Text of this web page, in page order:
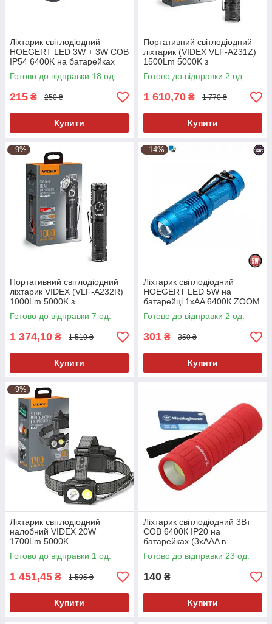
Ліхтарик світлодіодний
HOEGERT LED 3W + 3W COB
IP54 6400K на батарейках
3xAAA з магнітним
утримуваче
Готово до відправки 18 од.
215 ₴ 250 ₴
Купити
Портативний світлодіодний
ліхтарик (VIDEX VLF-A231Z)
1500Lm 5000K з
акумулятором
Готово до відправки 2 од.
1 610,70 ₴ 1 770 ₴
Купити
–9%
Портативний світлодіодний
ліхтарик VIDEX (VLF-A232R)
1000Lm 5000K з
акумулятором
Готово до відправки 7 од.
1 374,10 ₴ 1 510 ₴
Купити
–14%
Ліхтарик світлодіодний
HOEGERT LED 5W на
батарейці 1xAA 6400К ZOOM
IP20
Готово до відправки 2 од.
301 ₴ 350 ₴
Купити
–9%
Ліхтарик світлодіодний
налобний VIDEX 20W
1700Lm 5000K
акумуляторний з функцією
Power Bank (VLF-H057)
Готово до відправки 1 од.
1 451,45 ₴ 1 595 ₴
Купити
Ліхтарик світлодіодний 3Вт
COB 6400К IP20 на
батарейках (3xAAA в
комплекті) Червоний
Готово до відправки 23 од.
140 ₴
Купити